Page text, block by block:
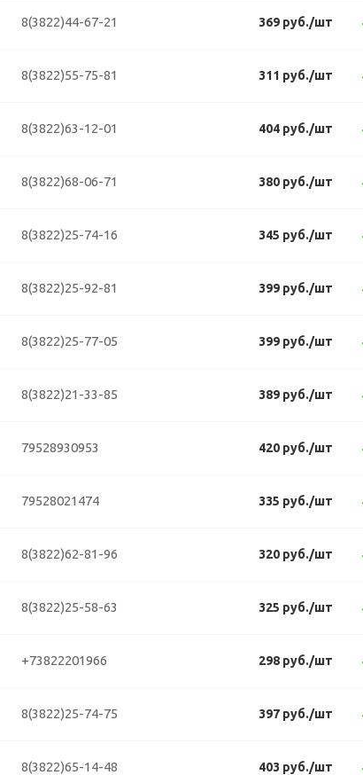
8(3822)44-67-21 369 руб./шт
8(3822)55-75-81 311 руб./шт
8(3822)63-12-01 404 руб./шт
8(3822)68-06-71 380 руб./шт
8(3822)25-74-16 345 руб./шт
8(3822)25-92-81 399 руб./шт
8(3822)25-77-05 399 руб./шт
8(3822)21-33-85 389 руб./шт
79528930953 420 руб./шт
79528021474 335 руб./шт
8(3822)62-81-96 320 руб./шт
8(3822)25-58-63 325 руб./шт
+73822201966 298 руб./шт
8(3822)25-74-75 397 руб./шт
8(3822)65-14-48 403 руб./шт